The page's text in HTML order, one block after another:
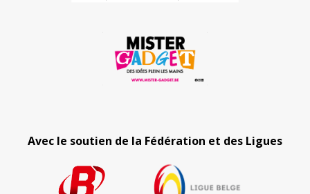
Avec le soutien de la Fédération et des Ligues